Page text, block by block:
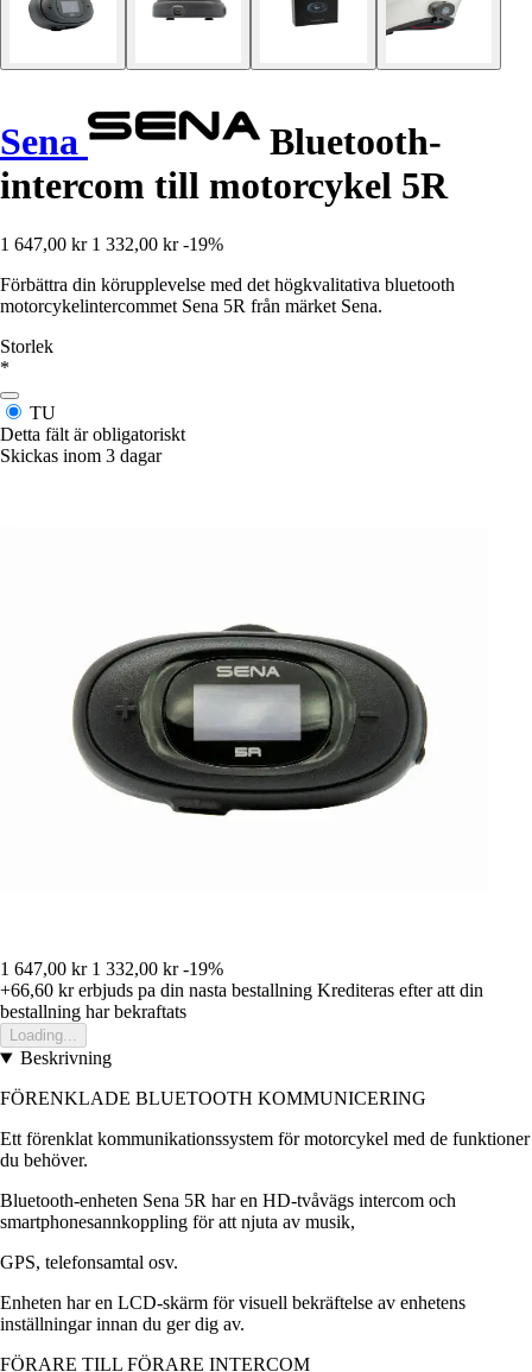
Sena
Bluetooth-
intercom till motorcykel 5R
1 647,00 kr 1 332,00 kr -19%
Förbättra din körupplevelse med det högkvalitativa bluetooth
motorcykelintercommet Sena 5R från märket Sena.
Storlek
*
TU
Detta fält är obligatoriskt
Skickas inom 3 dagar
1 647,00 kr 1 332,00 kr -19%
+66,60 krerbjuds pa din nasta bestallning Krediteras efter att din
bestallning har bekraftats
Loading...
Beskrivning
FÖRENKLADE BLUETOOTH KOMMUNICERING
Ett förenklat kommunikationssystem för motorcykel med de funktioner
du behöver.
Bluetooth-enheten Sena 5R har en HD-tvåvägs intercom och
smartphonesannkoppling för att njuta av musik,
GPS, telefonsamtal osv.
Enheten har en LCD-skärm för visuell bekräftelse av enhetens
inställningar innan du ger dig av.
FÖRARE TILL FÖRARE INTERCOM